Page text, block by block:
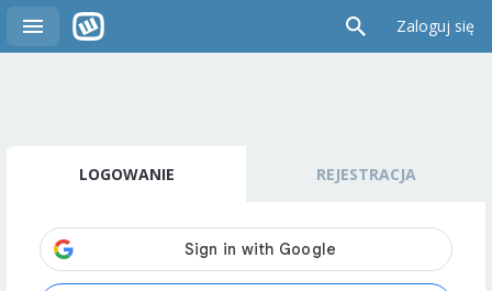
Zaloguj się
LOGOWANIE REJESTRACJA